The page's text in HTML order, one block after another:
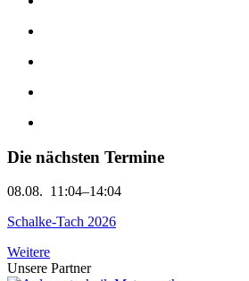
Die nächsten Termine
08.08. 11:04–14:04
Schalke-Tach 2026
Weitere
Unsere Partner